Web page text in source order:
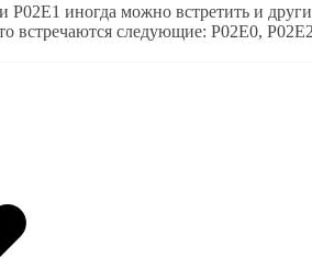
Р02Е1 иногда можно встретить и
встречаются следующие: P02E0,